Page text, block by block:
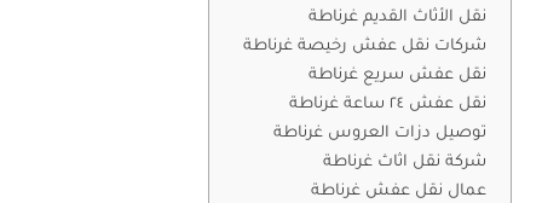
نقل الأثاث القديم غرناطة
شركات نقل عفش رخيصة غرناطة
نقل عفش سريع غرناطة
نقل عفش ٢٤ ساعة غرناطة
توصيل دزات العروس غرناطة
شركة نقل اثاث غرناطة
عمال نقل عفش غرناطة